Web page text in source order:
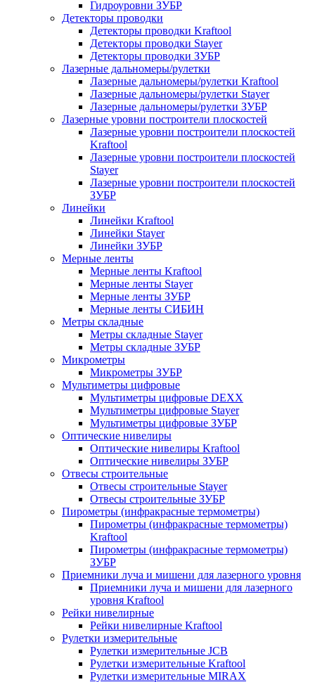
Гидроуровни ЗУБР
Детекторы проводки
Детекторы проводки Kraftool
Детекторы проводки Stayer
Детекторы проводки ЗУБР
Лазерные дальномеры/рулетки
Лазерные дальномеры/рулетки Kraftool
Лазерные дальномеры/рулетки Stayer
Лазерные дальномеры/рулетки ЗУБР
Лазерные уровни построители плоскостей
Лазерные уровни построители плоскостей
Kraftool
Лазерные уровни построители плоскостей
Stayer
Лазерные уровни построители плоскостей
ЗУБР
Линейки
Линейки Kraftool
Линейки Stayer
Линейки ЗУБР
Мерные ленты
Мерные ленты Kraftool
Мерные ленты Stayer
Мерные ленты ЗУБР
Мерные ленты СИБИН
Метры складные
Метры складные Stayer
Метры складные ЗУБР
Микрометры
Микрометры ЗУБР
Мультиметры цифровые
Мультиметры цифровые DEXX
Мультиметры цифровые Stayer
Мультиметры цифровые ЗУБР
Оптические нивелиры
Оптические нивелиры Kraftool
Оптические нивелиры ЗУБР
Отвесы строительные
Отвесы строительные Stayer
Отвесы строительные ЗУБР
Пирометры (инфракрасные термометры)
Пирометры (инфракрасные термометры)
Kraftool
Пирометры (инфракрасные термометры)
ЗУБР
Приемники луча и мишени для лазерного уровня
Приемники луча и мишени для лазерного
уровня Kraftool
Рейки нивелирные
Рейки нивелирные Kraftool
Рулетки измерительные
Рулетки измерительные JCB
Рулетки измерительные Kraftool
Рулетки измерительные MIRAX